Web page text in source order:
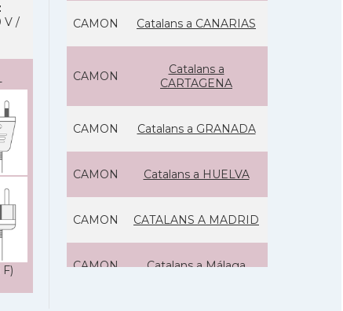
V /
CAMON Catalans a CANARIAS
CAMON
Catalans a
CARTAGENA
CAMON Catalans a GRANADA
CAMON Catalans a HUELVA
CAMON CATALANS A MADRID
CAMON Catalans a Málaga